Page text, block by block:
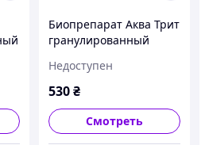
Биопрепарат Аква Трит
гранулированный
гНедоступен
530₴
Смотреть